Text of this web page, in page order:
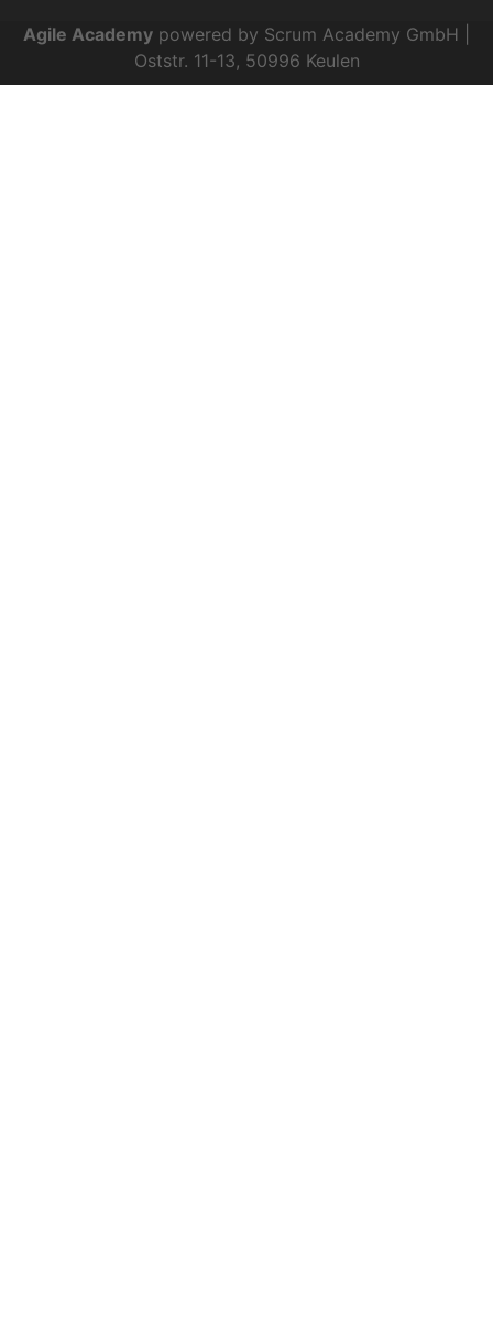
Agile Academy powered by Scrum Academy GmbH |
Oststr. 11-13, 50996 Keulen